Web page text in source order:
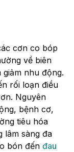
cơn co bóp
về biên
nhu động.
rối loạn điều
Nguyên
bệnh cơ,
tiêu hóa
lâm sàng đa
bón đến đau